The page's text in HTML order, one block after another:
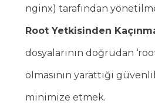
nginx) tarafından
Root Yetkisinden
dosyalarının doğrudan
olmasının yarattığı
minimize etmek.